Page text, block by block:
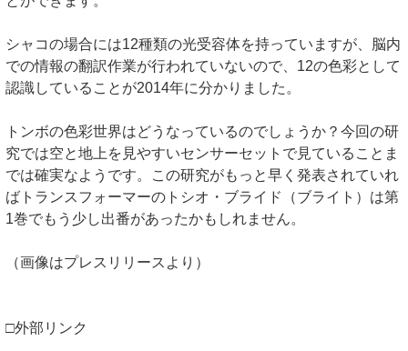
シャコの場合には12種類の光受容体を持っていますが、脳内
での情報の翻訳作業が行われていないので、12の色彩として
認識していることが2014年に分かりました。
トンボの色彩世界はどうなっているのでしょうか？今回の研
究では空と地上を見やすいセンサーセットで見ていることま
では確実なようです。この研究がもっと早く発表されていれ
ばトランスフォーマーのトシオ・ブライド（ブライト）は第
1巻でもう少し出番があったかもしれません。
（画像はプレスリリースより）
□外部リンク